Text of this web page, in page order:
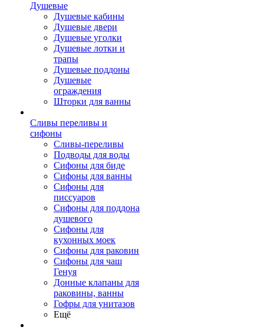
Душевые
Душевые кабины
Душевые двери
Душевые уголки
Душевые лотки и
трапы
Душевые поддоны
Душевые
ограждения
Шторки для ванны
Сливы переливы и
сифоны
Сливы-переливы
Подводы для воды
Сифоны для биде
Сифоны для ванны
Сифоны для
писсуаров
Сифоны для поддона
душевого
Сифоны для
кухонных моек
Сифоны для раковин
Сифоны для чаш
Генуя
Донные клапаны для
раковины, ванны
Гофры для унитазов
Ещё